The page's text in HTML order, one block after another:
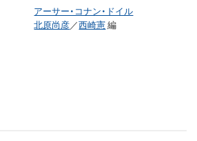
アーサー・コナン・ドイル
北原尚彦／西崎憲編